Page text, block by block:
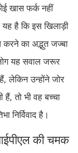
खास फर्क नहीं
है कि इस खिलाड़ी
का अद्भुत जज्बा
यह सवाल जरूर
लेकिन उन्होंने जोर
तो भी वह बच्चा
निर्विवाद है।
की चमक